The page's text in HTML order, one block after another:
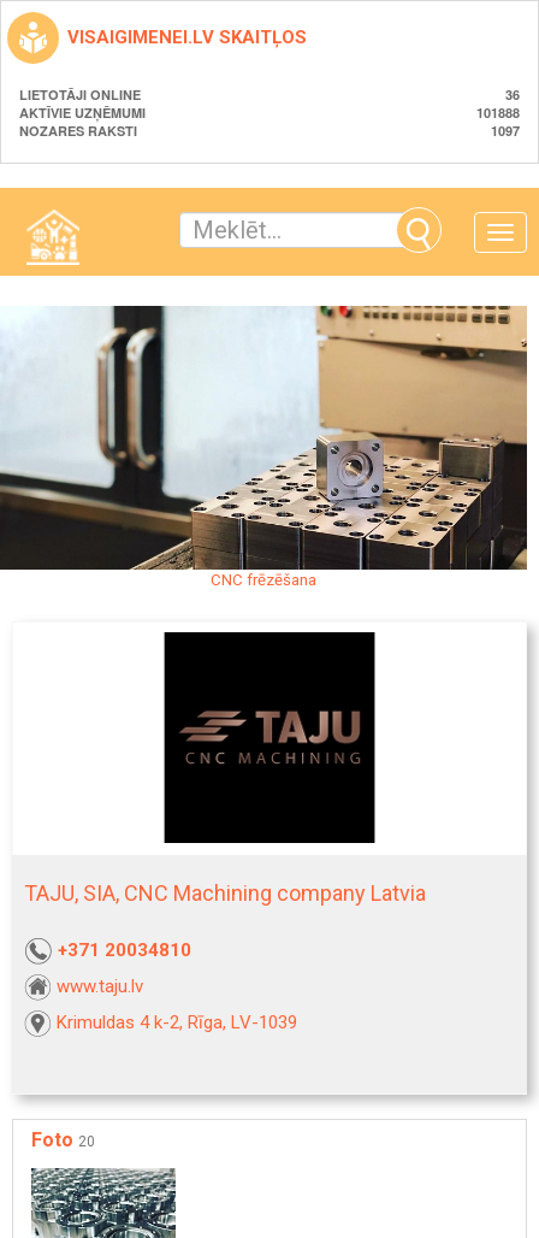
VISAIGIMENEI.LV SKAITĻOS
LIETOTĀJI ONLINE
36
AKTĪVIE UZŅĒMUMI
101888
NOZARES RAKSTI
1097
Toggle
CNC frēzēšana
TAJU, SIA, CNC Machining company Latvia
+371 20034810
www.taju.lv
Krimuldas 4 k-2, Rīga, LV-1039
Foto 20